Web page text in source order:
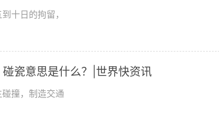
十日的拘留，
瓷意思是什么？|世界快资讯
撞，制造交通